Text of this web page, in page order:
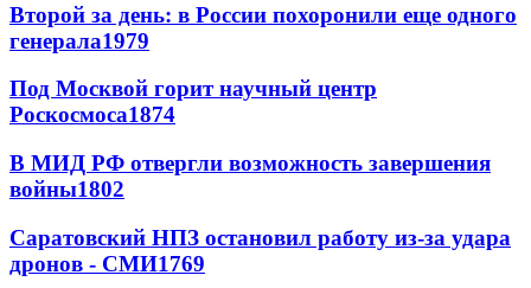
Второй за день: в России похоронили еще одного
генерала1979
Под Москвой горит научный центр
Роскосмоса1874
В МИД РФ отвергли возможность завершения
войны1802
Саратовский НПЗ остановил работу из-за удара
дронов - СМИ1769